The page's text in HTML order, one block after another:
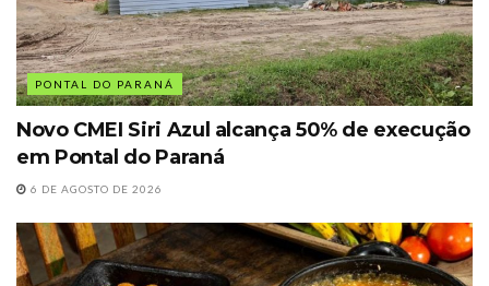
PONTAL DO PARANÁ
Novo CMEI Siri Azul alcança 50% de execução
em Pontal do Paraná
6 DE AGOSTO DE 2026